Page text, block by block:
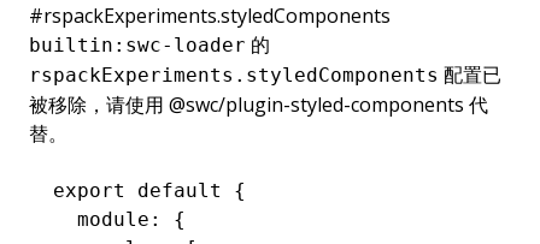
#rspackExperiments.styledComponents
builtin:swc-loader 的
rspackExperiments.styledComponents 配置已
被移除，请使用 @swc/plugin-styled-components 代
替。
export default {
  module: {